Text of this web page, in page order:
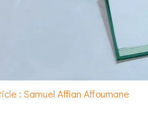
: Samuel Affian Affoumane